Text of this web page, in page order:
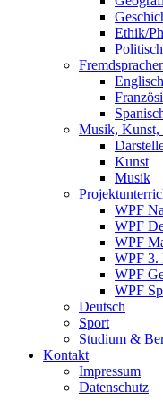
Ethik/
Englisch
Musik, Kunst,
Kunst
Musik
WPF
WPF
WPF
WPF 3.
WPF
WPF
Deutsch
Sport
Studium &
Kontakt
Impressum
Datenschutz